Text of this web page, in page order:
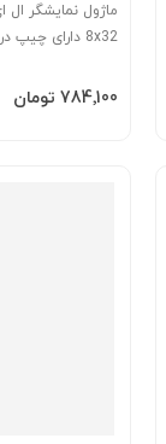
ماژول نمایشگر
8x32 دارای چیپ درایور MAX7219
‎784٬100 تومان
افزودن به سبد